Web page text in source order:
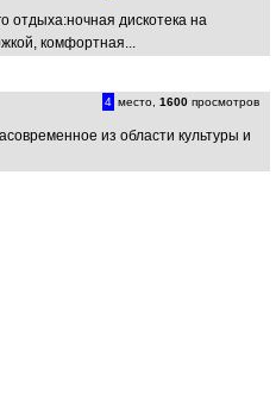
отдыха:ночная дискотека на
комфортная...
4 место, 1600 просмотров
из области культуры и